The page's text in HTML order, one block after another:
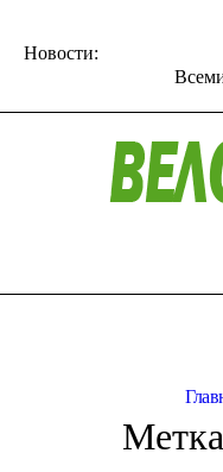
Новости: